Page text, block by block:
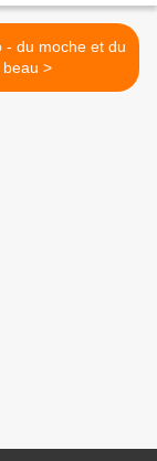
- du moche et du
beau >